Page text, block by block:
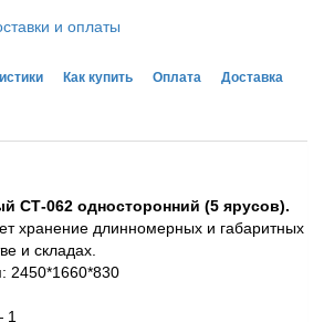
и оплаты
Как купить Оплата Доставка
СТ-062 односторонний (5 ярусов).
хранение длинномерных и габаритных
и складах.
1